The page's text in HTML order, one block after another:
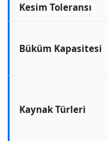
Kesim Toleransı
Büküm Kapasitesi
Kaynak Türleri